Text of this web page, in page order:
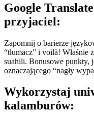
Google
przyjaciel:
Zapomnij o barierze
“tłumacz” i voilà! Właśnie
suahili. Bonusowe punkty,
oznaczającego “nagły
Wykorzystaj
kalamburów: